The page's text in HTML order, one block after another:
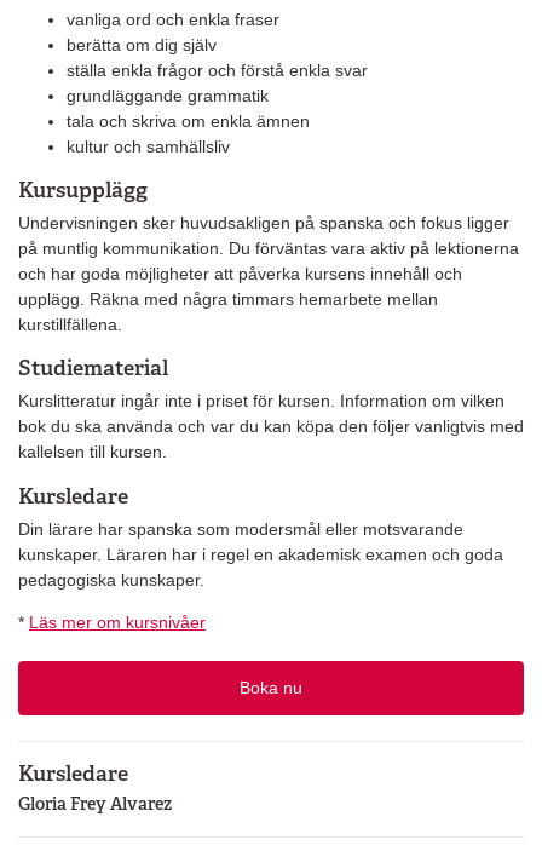
vanliga ord och enkla fraser
berätta om dig själv
ställa enkla frågor och förstå enkla svar
grundläggande grammatik
tala och skriva om enkla ämnen
kultur och samhällsliv
Kursupplägg
Undervisningen sker huvudsakligen på spanska och fokus ligger
på muntlig kommunikation. Du förväntas vara aktiv på lektionerna
och har goda möjligheter att påverka kursens innehåll och
upplägg. Räkna med några timmars hemarbete mellan
kurstillfällena.
Studiematerial
Kurslitteratur ingår inte i priset för kursen. Information om vilken
bok du ska använda och var du kan köpa den följer vanligtvis med
kallelsen till kursen.
Kursledare
Din lärare har spanska som modersmål eller motsvarande
kunskaper. Läraren har i regel en akademisk examen och goda
pedagogiska kunskaper.
* Läs mer om kursnivåer
Boka nu
Kursledare
Gloria Frey Alvarez